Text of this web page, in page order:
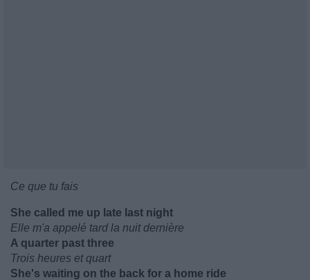
Ce que tu fais
She called me up late last night
Elle m'a appelé tard la nuit dernière
A quarter past three
Trois heures et quart
She's waiting on the back for a home ride